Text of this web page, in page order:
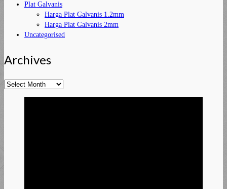
Plat Galvanis
Harga Plat Galvanis 1.2mm
Harga Plat Galvanis 2mm
Uncategorised
Archives
Archives